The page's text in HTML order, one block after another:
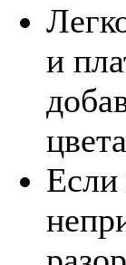
и
Если